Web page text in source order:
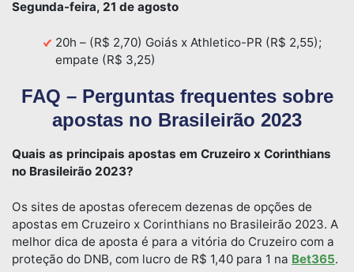
Segunda-feira, 21 de agosto
20h – (R$ 2,70) Goiás x Athletico-PR (R$ 2,55);
empate (R$ 3,25)
FAQ – Perguntas frequentes sobre
apostas no Brasileirão 2023
Quais as principais apostas em Cruzeiro x Corinthians
no Brasileirão 2023?
Os sites de apostas oferecem dezenas de opções de
apostas em Cruzeiro x Corinthians no Brasileirão 2023. A
melhor dica de aposta é para a vitória do Cruzeiro com a
proteção do DNB, com lucro de R$ 1,40 para 1 na Bet365.